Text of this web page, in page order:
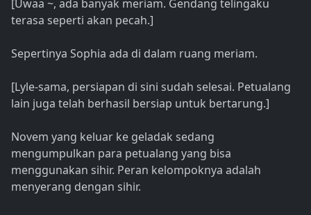
[Uwaa ~, ada banyak meriam. Gendang telingaku
terasa seperti akan pecah.]
Sepertinya Sophia ada di dalam ruang meriam.
[Lyle-sama, persiapan di sini sudah selesai. Petualang
lain juga telah berhasil bersiap untuk bertarung.]
Novem yang keluar ke geladak sedang
mengumpulkan para petualang yang bisa
menggunakan sihir. Peran kelompoknya adalah
menyerang dengan sihir.